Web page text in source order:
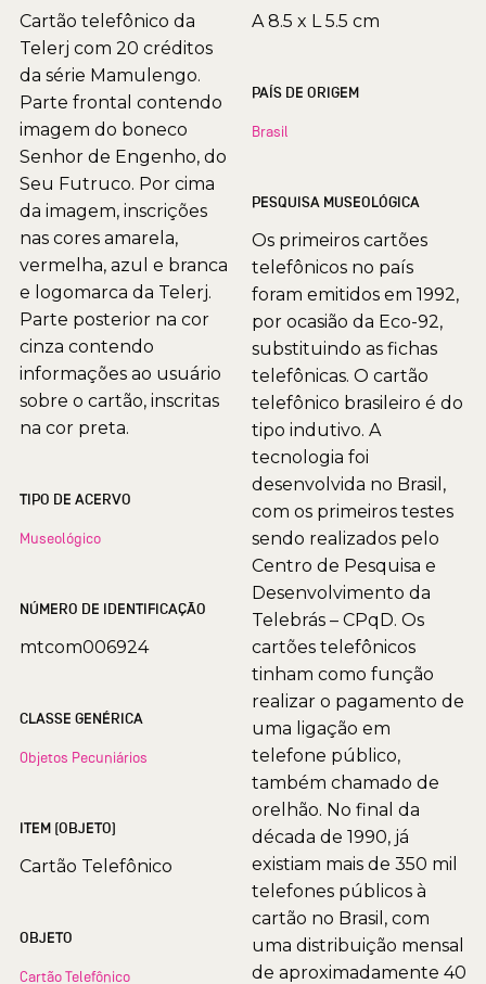
Cartão telefônico da
Telerj com 20 créditos
da série Mamulengo.
Parte frontal contendo
imagem do boneco
Senhor de Engenho, do
Seu Futruco. Por cima
da imagem, inscrições
nas cores amarela,
vermelha, azul e branca
e logomarca da Telerj.
Parte posterior na cor
cinza contendo
informações ao usuário
sobre o cartão, inscritas
na cor preta.
TIPO DE ACERVO
Museológico
NÚMERO DE IDENTIFICAÇÃO
mtcom006924
CLASSE GENÉRICA
Objetos Pecuniários
ITEM (OBJETO)
Cartão Telefônico
OBJETO
Cartão Telefônico
A 8.5 x L 5.5 cm
PAÍS DE ORIGEM
Brasil
PESQUISA MUSEOLÓGICA
Os primeiros cartões
telefônicos no país
foram emitidos em 1992,
por ocasião da Eco-92,
substituindo as fichas
telefônicas. O cartão
telefônico brasileiro é do
tipo indutivo. A
tecnologia foi
desenvolvida no Brasil,
com os primeiros testes
sendo realizados pelo
Centro de Pesquisa e
Desenvolvimento da
Telebrás – CPqD. Os
cartões telefônicos
tinham como função
realizar o pagamento de
uma ligação em
telefone público,
também chamado de
orelhão. No final da
década de 1990, já
existiam mais de 350 mil
telefones públicos à
cartão no Brasil, com
uma distribuição mensal
de aproximadamente 40